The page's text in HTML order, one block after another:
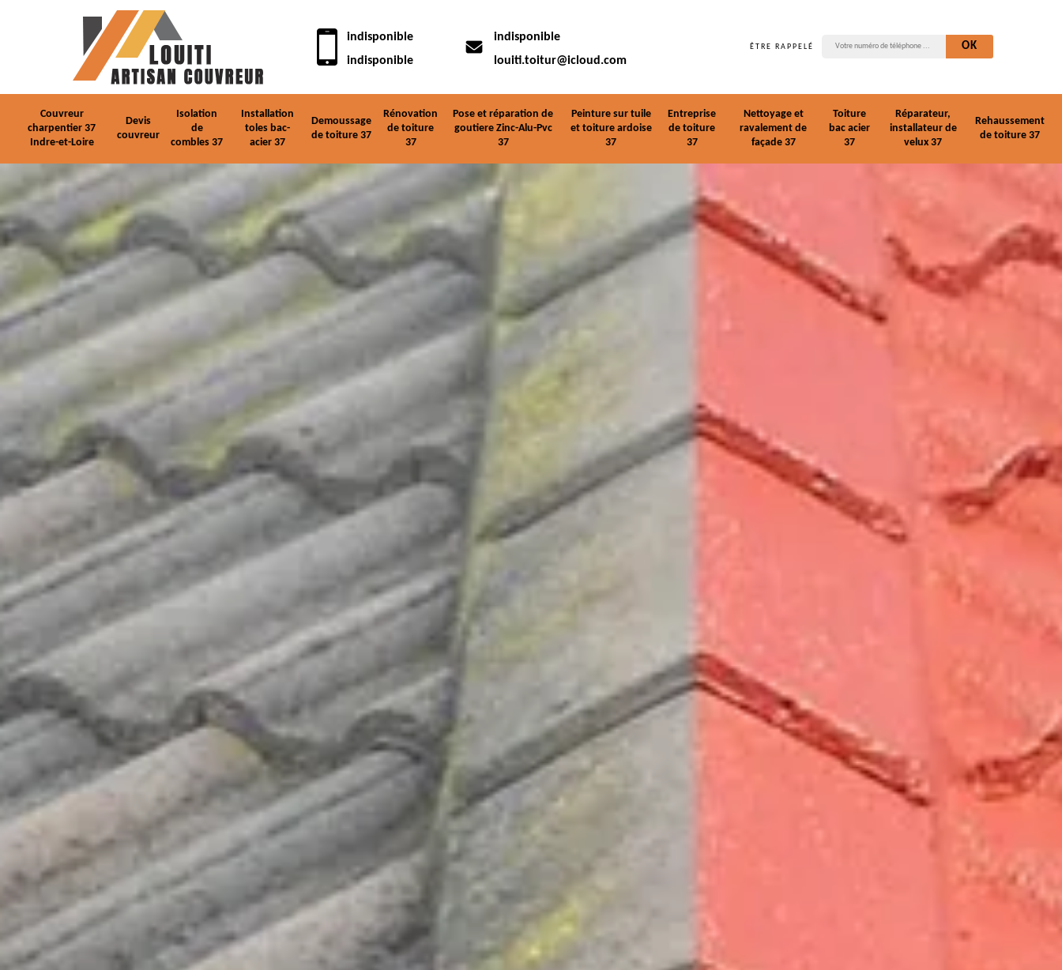
indisponible
indisponible
indisponible
louiti.toitur@icloud.com
ÊTRE RAPPELÉ
Couvreur
charpentier 37
Indre-et-Loire
Devis
couvreur
Isolation
de
combles 37
Installation
toles bac-
acier 37
Demoussage
de toiture 37
Rénovation
de toiture
37
Pose et réparation de
goutiere Zinc-Alu-Pvc
37
Peinture sur tuile
et toiture ardoise
37
Entreprise
de toiture
37
Nettoyage et
ravalement de
façade 37
Toiture
bac acier
37
Réparateur,
installateur de
velux 37
Rehaussement
de toiture 37